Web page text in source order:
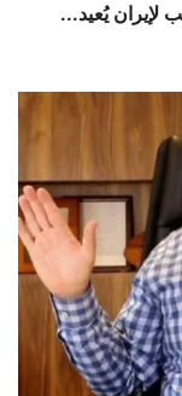
لإيران يُعيد...